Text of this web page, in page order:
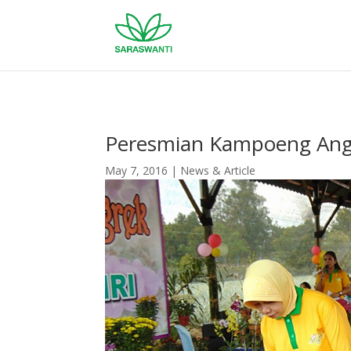
Peresmian Kampoeng
May 7, 2016 | News & Article